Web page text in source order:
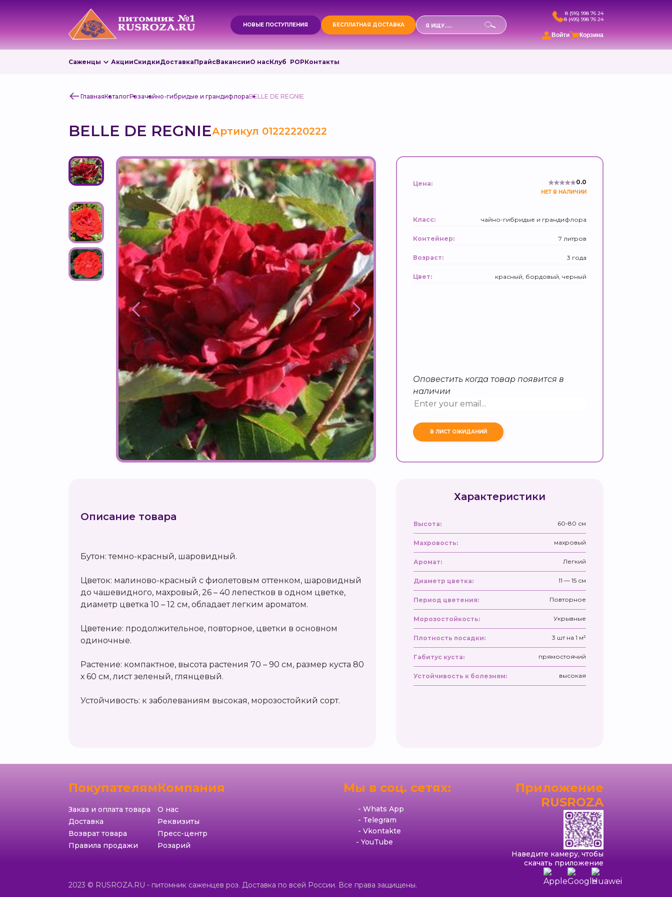
НОВЫЕ ПОСТУПЛЕНИЯ БЕСПЛАТНАЯ ДОСТАВКА
Поиск
товаров
8 (916) 998 76 24
8 (495) 998 76 24
Войти Корзина
Саженцы АкцииСкидкиДоставкаПрайсВакансииО насКлуб РОРКонтакты
ГлавнаяКаталогРозачайно-гибридые и грандифлораBELLE DE REGNIE
BELLE DE REGNIEАртикул 01222220222
Цена: 0.0
НЕТ В НАЛИЧИИ
Класс: чайно-гибридые и грандифлора
Контейнер: 7 литров
Возраст: 3 года
Цвет: красный, бордовый, черный
Оповестить когда товар появится в
наличии
Описание товара
Бутон: темно-красный, шаровидный.
Цветок: малиново-красный с фиолетовым оттенком, шаровидный
до чашевидного, махровый, 26 – 40 лепестков в одном цветке,
диаметр цветка 10 – 12 см, обладает легким ароматом.
Цветение: продолжительное, повторное, цветки в основном
одиночные.
Растение: компактное, высота растения 70 – 90 см, размер куста 80
х 60 см, лист зеленый, глянцевый.
Устойчивость: к заболеваниям высокая, морозостойкий сорт.
Характеристики
Высота: 60-80 см
Махровость: махровый
Аромат: Легкий
Диаметр цветка: 11 — 15 см
Период цветения: Повторное
Морозостойкость: Укрывные
Плотность посадки: 3 шт на 1 м²
Габитус куста: прямостоячий
Устойчивость к болезням: высокая
Покупателям
Заказ и оплата товара
Доставка
Возврат товара
Правила продажи
Компания
О нас
Реквизиты
Пресс-центр
Розарий
Мы в соц. сетях:
Whats App
Telegram
Vkontakte
YouTube
Приложение
RUSROZA
Наведите камеру, чтобы
скачать приложение
2023 © RUSROZA.RU - питомник саженцев роз. Доставка по всей России. Все права защищены.